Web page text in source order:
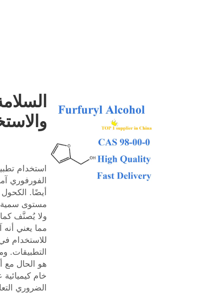
استخدام
الفورفوري
مستوى
ولا يُصنَّف
مما يعني أنه
للاستخدام
التطبيقات.
هو الحال مع
خام
الضروري